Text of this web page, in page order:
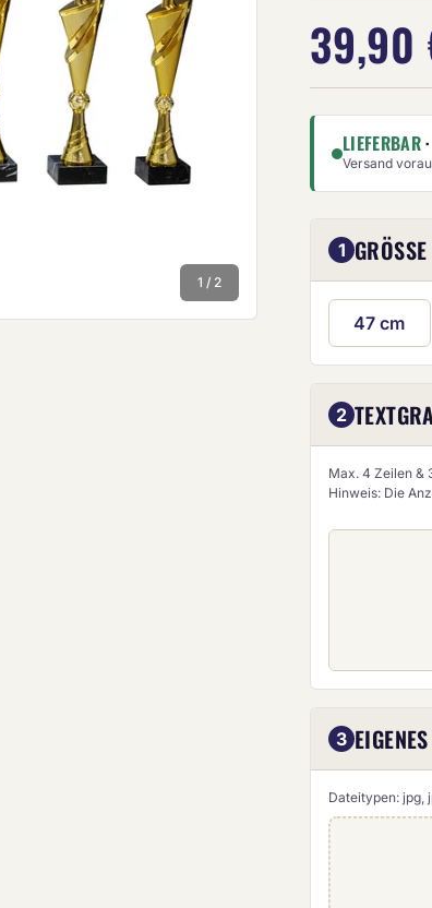
1 / 2
39,90
LIEFERBAR
Versand
1
47 cm
2
Max. 4 Zeilen &
Hinweis: Die
3
Dateitypen: jpg,